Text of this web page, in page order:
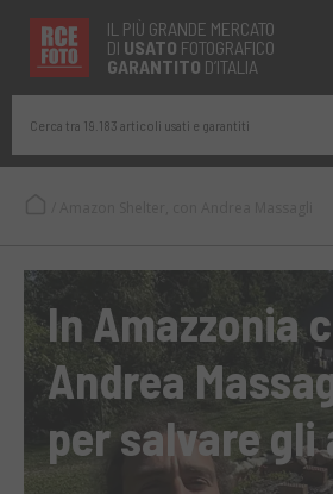
IL PIÙ GRANDE MERCATO
DI USATO FOTOGRAFICO
GARANTITO D’ITALIA
Cerca tra 19.183 articoli usati e garantiti
In Amazzonia
Andrea
per salvare gli